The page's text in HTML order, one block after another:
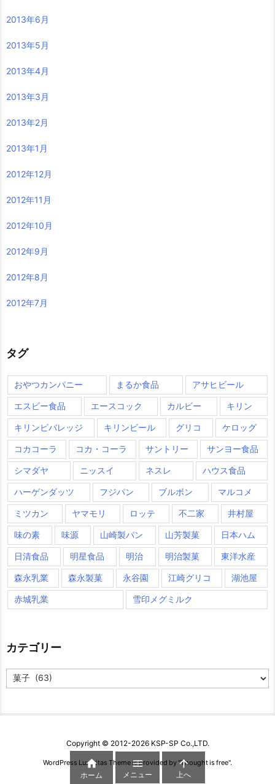
2013年6月
2013年5月
2013年4月
2013年3月
2013年2月
2013年1月
2012年12月
2012年11月
2012年10月
2012年9月
2012年8月
2012年7月
タグ
おやつカンパニー まるか食品 アサヒビール
エスビー食品 エースコック カルビー キリン
キリンビバレッジ キリンビール グリコ ケロッグ
コカコーラ コカ・コーラ サントリー サンヨー食品
シマダヤ ニッスイ ネスレ ハウス食品
ハーゲンダッツ フジパン ブルボン マルコメ
ミツカン ヤマモリ ロッテ 不二家 井村屋
味の素 味源 山崎製パン 山芳製菓 日本ハム
日清食品 明星食品 明治 明治製菓 東洋水産
森永乳業 森永製菓 永谷園 江崎グリコ 湖池屋
赤城乳業 雪印メグミルク
カテゴリー
カ
テ
Copyright © 2012-2026 KSP-SP Co.,LTD.
WordPress Luxeritas Theme is provided by "Thought is free".

ホーム

メニュー

上へ